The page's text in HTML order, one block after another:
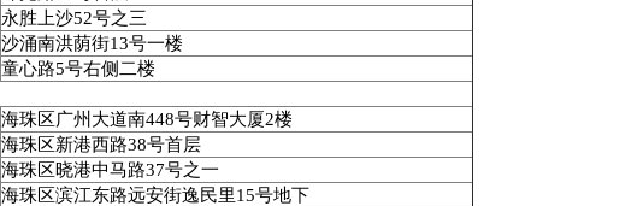
永胜上沙52号之三
沙涌南洪荫街13号一楼
童心路5号右侧二楼
海珠区广州大道南448号财智大厦2楼
海珠区新港西路38号首层
海珠区晓港中马路37号之一
海珠区滨江东路远安街逸民里15号地下